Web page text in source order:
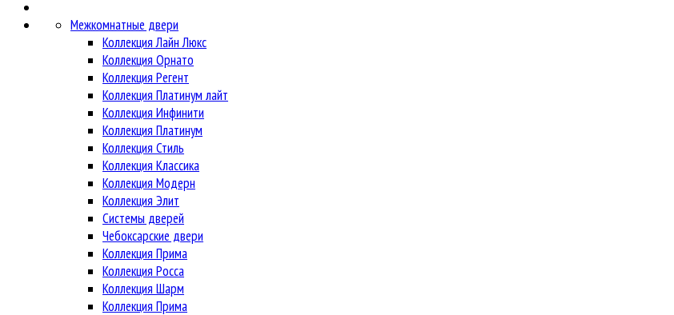
Межкомнатные двери
Коллекция Лайн Люкс
Коллекция Орнато
Коллекция Регент
Коллекция Платинум лайт
Коллекция Инфинити
Коллекция Платинум
Коллекция Стиль
Коллекция Классика
Коллекция Модерн
Коллекция Элит
Системы дверей
Чебоксарские двери
Коллекция Прима
Коллекция Росса
Коллекция Шарм
Коллекция Прима